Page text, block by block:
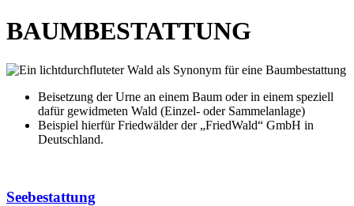
BAUMBESTATTUNG
Beisetzung der Urne an einem Baum oder in einem speziell
dafür gewidmeten Wald (Einzel- oder Sammelanlage)
Beispiel hierfür Friedwälder der „FriedWald“ GmbH in
Deutschland.
Seebestattung